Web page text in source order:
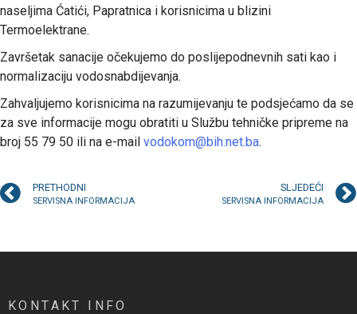
naseljima Ćatići, Papratnica i korisnicima u blizini
Termoelektrane.
Završetak sanacije očekujemo do poslijepodnevnih sati kao i
normalizaciju vodosnabdijevanja.
Zahvaljujemo korisnicima na razumijevanju te podsjećamo da se
za sve informacije mogu obratiti u Službu tehničke pripreme na
broj 55 79 50 ili na e-mail vodokom@bih.net.ba.
PRETHODNI
SERVISNA INFORMACIJA
SLJEDEĆI
SERVISNA INFORMACIJA
KONTAKT INFO